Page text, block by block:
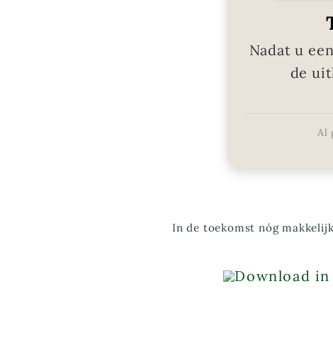
Nadat u
de
Al
In de toekomst nóg